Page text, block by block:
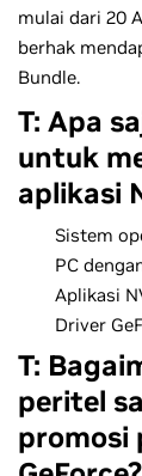
mulai dari 20
berhak
Bundle.
T: Apa
untuk
aplikasi
Sistem
PC
Aplikasi
Driver
T:
peritel
promosi